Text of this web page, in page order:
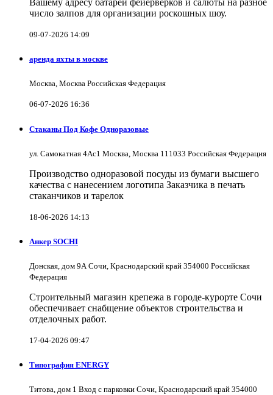
Вашему адресу батареи фейерверков и салюты на разное
число залпов для организации роскошных шоу.
09-07-2026 14:09
аренда яхты в москве
Москва, Москва Российская Федерация
06-07-2026 16:36
Стаканы Под Кофе Одноразовые
ул. Самокатная 4Ас1 Москва, Москва 111033 Российская Федерация
Производство одноразовой посуды из бумаги высшего
качества с нанесением логотипа Заказчика в печать
стаканчиков и тарелок
18-06-2026 14:13
Анкер SOCHI
Донская, дом 9А Сочи, Краснодарский край 354000 Российская
Федерация
Строительный магазин крепежа в городе-курорте Сочи
обеспечивает снабщение объектов строительства и
отделочных работ.
17-04-2026 09:47
Типография ENERGY
Титова, дом 1 Вход с парковки Сочи, Краснодарский край 354000